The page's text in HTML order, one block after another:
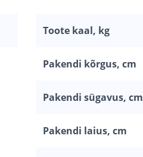
Toote kaal, kg
Pakendi kõrgus, cm
Pakendi sügavus, cm
Pakendi laius, cm